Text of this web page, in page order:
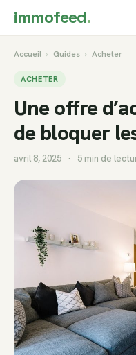
immofeed.
Accueil › Guides › Acheter
ACHETER
Une offre
de bloquer
avril 8, 2025 · 5 min de